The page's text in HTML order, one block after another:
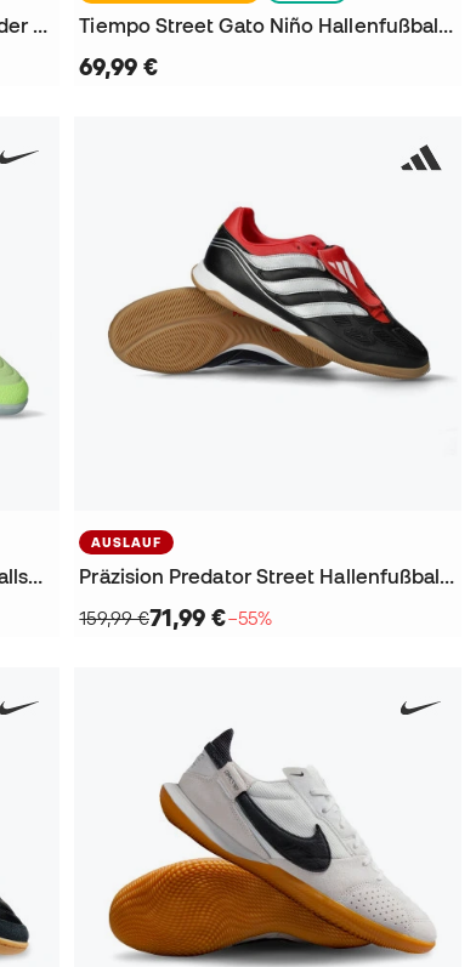
Street Gato X Lego Collection Kinder Hallenfußballschuhe Tiempo Street Gato Niño Hallenfußballschuhe
69,99 €
Tiempo React Gato LE Hallenfußballschuhe
AUSLAUF
Präzision Predator Street Hallenfußballschuhe
159,99 €71,99 €−55%